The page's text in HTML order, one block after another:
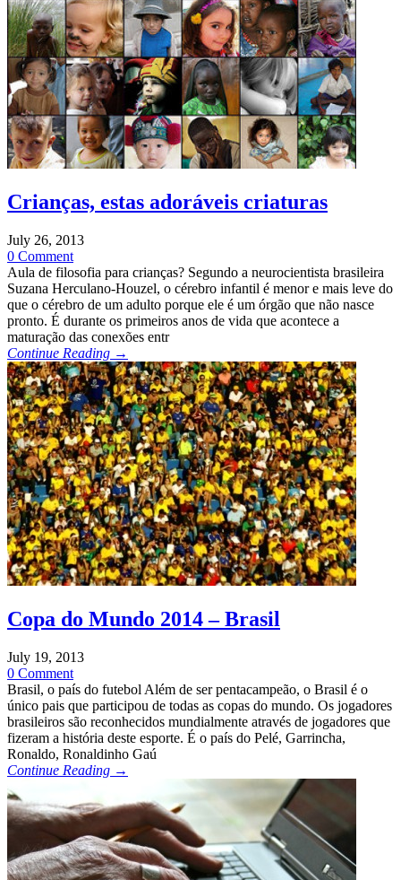
Crianças, estas adoráveis criaturas
July 26, 2013
0 Comment
Aula de filosofia para crianças? Segundo a neurocientista brasileira
Suzana Herculano-Houzel, o cérebro infantil é menor e mais leve do
que o cérebro de um adulto porque ele é um órgão que não nasce
pronto. É durante os primeiros anos de vida que acontece a
maturação das conexões entr
Continue Reading →
Copa do Mundo 2014 – Brasil
July 19, 2013
0 Comment
Brasil, o país do futebol Além de ser pentacampeão, o Brasil é o
único pais que participou de todas as copas do mundo. Os jogadores
brasileiros são reconhecidos mundialmente através de jogadores que
fizeram a história deste esporte. É o país do Pelé, Garrincha,
Ronaldo, Ronaldinho Gaú
Continue Reading →